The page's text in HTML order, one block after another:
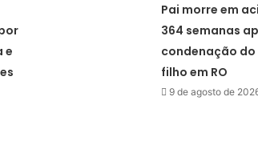
e
Pai morre em
364 semanas
condenação
filho em RO
9 de agosto de